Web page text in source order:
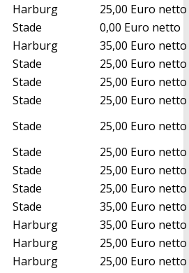
Harburg
25,00 Euro netto
Stade
0,00 Euro netto
Harburg
35,00 Euro netto
Stade
25,00 Euro netto
Stade
25,00 Euro netto
Stade
25,00 Euro netto
Stade
25,00 Euro netto
Stade
25,00 Euro netto
Stade
25,00 Euro netto
Stade
25,00 Euro netto
Stade
35,00 Euro netto
Harburg
35,00 Euro netto
Harburg
25,00 Euro netto
Harburg
25,00 Euro netto